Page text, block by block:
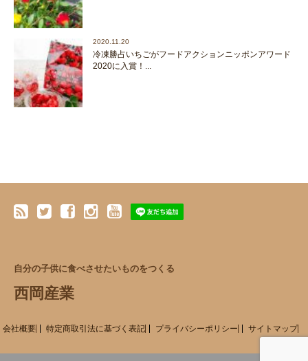
2020.11.20
冷凍勝占いちごがフードアクションニッポンアワード
2020に入賞！...
自分の子供に食べさせたいものをつくる
西岡産業
会社概要 特定商取引法に基づく表記 プライバシーポリシー サイトマップ